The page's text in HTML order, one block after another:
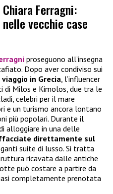
Ferragni:
vecchie case
proseguono all’insegna
Dopo aver condiviso sui
viaggio in Grecia, l’influencer
Milos e Kimolos, due tra le
celebri per il mare
e un turismo ancora lontano
più popolari. Durante il
alloggiare in una delle
direttamente sul
suite di lusso. Si tratta
ricavata dalle antiche
può costare a partire da
completamente prenotata